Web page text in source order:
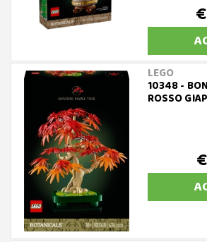
LEGO
10348 -
ROSSO